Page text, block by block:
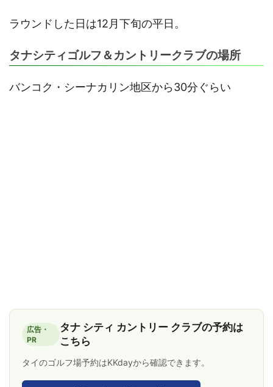
ラウンドした日は12月下旬の平日。
タナシティゴルフ＆カントリークラブの場所
バンコク・シーナカリン地区から30分ぐらい
広告・
PR
タナ シティ カントリー クラブの予約は
こちら
タイのゴルフ場予約はKKdayから確認できます。